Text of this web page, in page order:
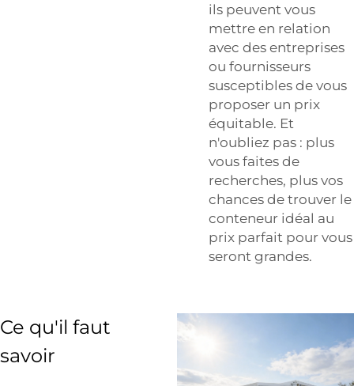
ils peuvent vous
mettre en relation
avec des entreprises
ou fournisseurs
susceptibles de vous
proposer un prix
équitable. Et
n'oubliez pas : plus
vous faites de
recherches, plus vos
chances de trouver le
conteneur idéal au
prix parfait pour vous
seront grandes.
Ce qu'il faut
savoir